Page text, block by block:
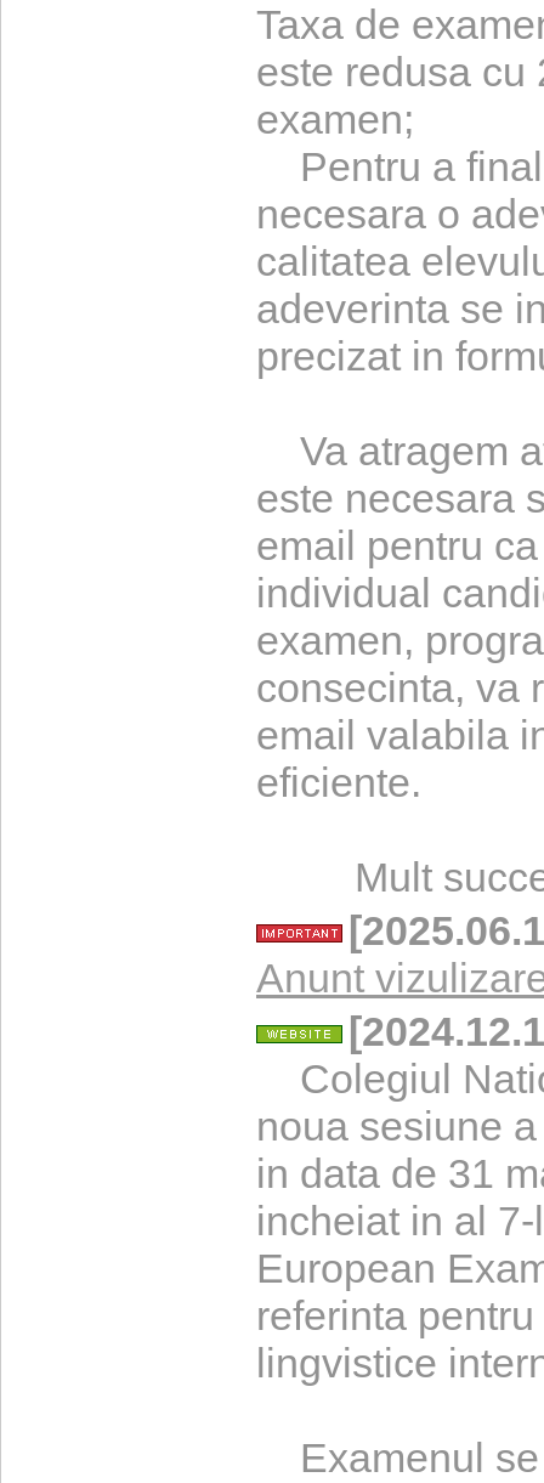
Taxa de
este redusa cu
examen;
Pentru a
necesara o
calitatea
adeverinta se
precizat in
Va atragem
este necesara
email pentru
individual
examen,
consecinta, va
email valabila
eficiente.
Mult
Anunt
Colegiul
noua sesiune
in data de 31
incheiat in al
European
referinta
lingvistice
Examenul se